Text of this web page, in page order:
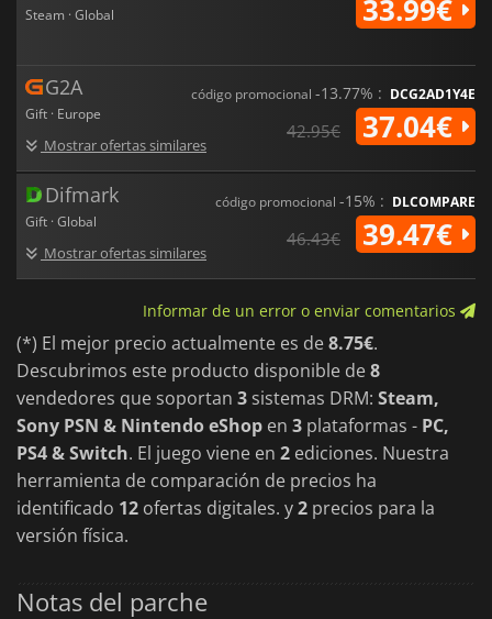
Steam · Global 33.99€
G2A
Gift · Europe
Mostrar ofertas similares
código promocional -13.77% : DCG2AD1Y4E
42.95€ 37.04€
Difmark
Gift · Global
Mostrar ofertas similares
código promocional -15% : DLCOMPARE
46.43€ 39.47€
Informar de un error o enviar comentarios
(*) El mejor precio actualmente es de8.75€.
Descubrimos este producto disponible de8
vendedores que soportan 3 sistemas DRM: Steam,
Sony PSN & Nintendo eShop en 3 plataformas - PC,
PS4 & Switch. El juego viene en 2 ediciones. Nuestra
herramienta de comparación de precios ha
identificado 12 ofertas digitales. y2 precios para la
versión física.
Notas del parche